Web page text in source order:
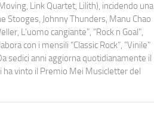
Link Quartet, Lilith), incidendo una
Stooges, Johnny Thunders, Manu Chao
L’uomo cangiante", "Rock n Goal",
con i mensili “Classic Rock”, "Vinile"
sedici anni aggiorna quotidianamente il
ha vinto il Premio Mei Musicletter del